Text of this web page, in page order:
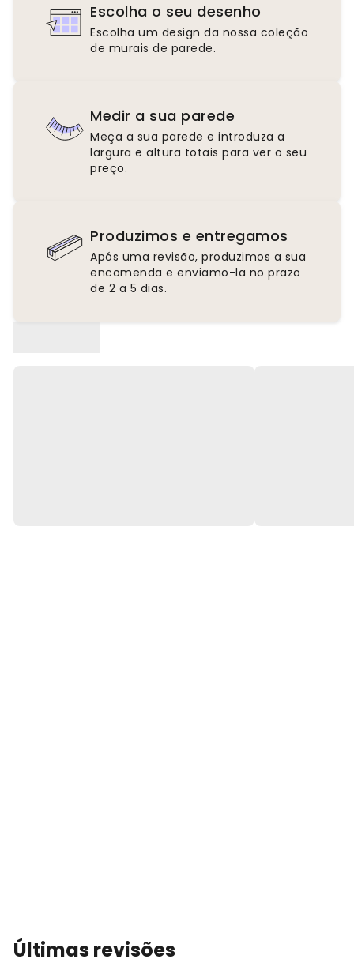
Escolha o seu desenho
Escolha um design da nossa coleção
de murais de parede.
Medir a sua parede
Meça a sua parede e introduza a
largura e altura totais para ver o seu
preço.
Produzimos e entregamos
Após uma revisão, produzimos a sua
encomenda e enviamo-la no prazo
de 2 a 5 dias.
Últimas revisões